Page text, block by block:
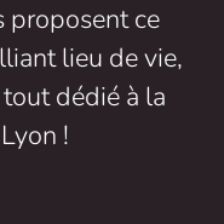
proposent ce
lieu de vie,
dédié à la
!